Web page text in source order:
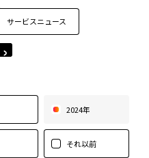
サービスニュース
2024年
それ以前